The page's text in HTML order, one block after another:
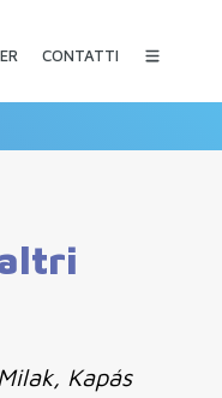
CONTATTI
Kapás